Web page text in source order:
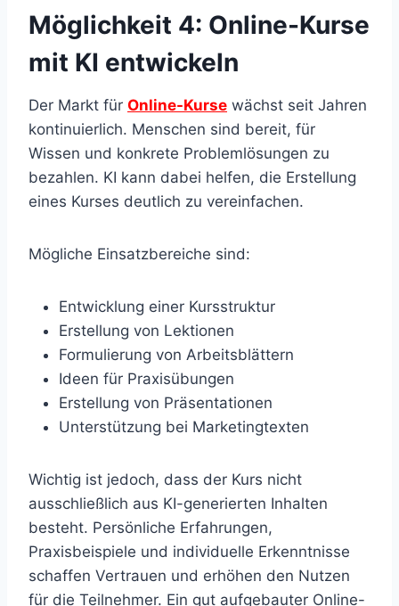
Möglichkeit 4: Online-Kurse
mit KI entwickeln
Der Markt für Online-Kurse wächst seit Jahren
kontinuierlich. Menschen sind bereit, für
Wissen und konkrete Problemlösungen zu
bezahlen. KI kann dabei helfen, die Erstellung
eines Kurses deutlich zu vereinfachen.
Mögliche Einsatzbereiche sind:
Entwicklung einer Kursstruktur
Erstellung von Lektionen
Formulierung von Arbeitsblättern
Ideen für Praxisübungen
Erstellung von Präsentationen
Unterstützung bei Marketingtexten
Wichtig ist jedoch, dass der Kurs nicht
ausschließlich aus KI-generierten Inhalten
besteht. Persönliche Erfahrungen,
Praxisbeispiele und individuelle Erkenntnisse
schaffen Vertrauen und erhöhen den Nutzen
für die Teilnehmer. Ein gut aufgebauter Online-